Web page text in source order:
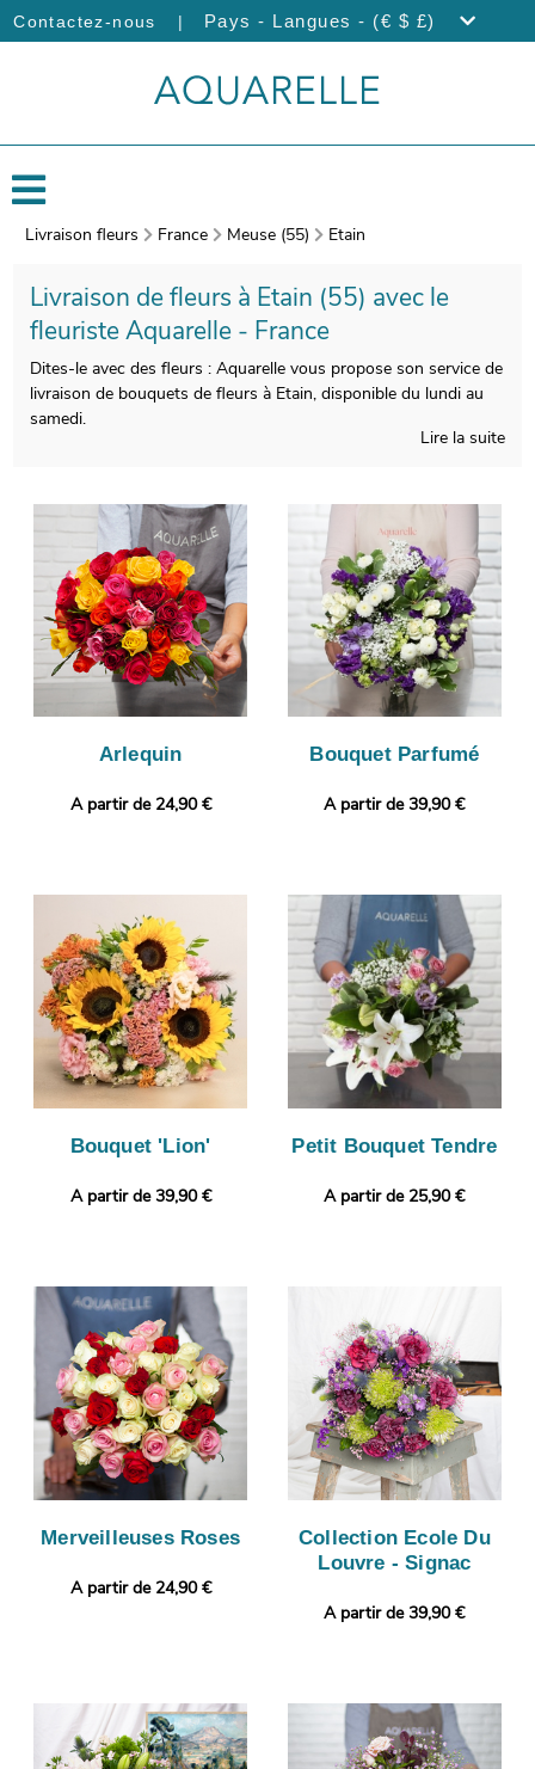
Contactez-nous | Pays - Langues - (€ $ £)
Livraison fleurs France Meuse (55) Etain
Livraison de fleurs à Etain (55) avec le
fleuriste Aquarelle - France
Dites-le avec des fleurs : Aquarelle vous propose son service de
livraison de bouquets de fleurs à Etain, disponible du lundi au
samedi.
l’opportunité de disposer d’une composition florale qui soit
esthétique et qualitative à la fois. Àprès sa réalisation, un vase
de protection viendra envelopper votre bouquet. Àvant son
envoi, votre bouquet sera photographié. Enfin, nous vous
ferons parvenir cette photo sur votre boîte mail, avant de livrer
votre composition florale, à votre destinataire, à Etain. Rendez
votre cadeau plus personnel encore avec un message ou une
photo de votre choix.
Lire la suite
Arlequin
A partir de 24,90 €
Bouquet Parfumé
A partir de 39,90 €
Bouquet 'Lion'
A partir de 39,90 €
Petit Bouquet Tendre
A partir de 25,90 €
Merveilleuses Roses
A partir de 24,90 €
Collection Ecole Du
Louvre - Signac
A partir de 39,90 €